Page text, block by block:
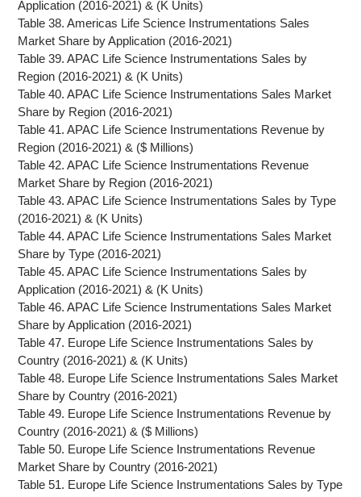
Application (2016-2021) & (K Units)
Table 38. Americas Life Science Instrumentations Sales
Market Share by Application (2016-2021)
Table 39. APAC Life Science Instrumentations Sales by
Region (2016-2021) & (K Units)
Table 40. APAC Life Science Instrumentations Sales Market
Share by Region (2016-2021)
Table 41. APAC Life Science Instrumentations Revenue by
Region (2016-2021) & ($ Millions)
Table 42. APAC Life Science Instrumentations Revenue
Market Share by Region (2016-2021)
Table 43. APAC Life Science Instrumentations Sales by Type
(2016-2021) & (K Units)
Table 44. APAC Life Science Instrumentations Sales Market
Share by Type (2016-2021)
Table 45. APAC Life Science Instrumentations Sales by
Application (2016-2021) & (K Units)
Table 46. APAC Life Science Instrumentations Sales Market
Share by Application (2016-2021)
Table 47. Europe Life Science Instrumentations Sales by
Country (2016-2021) & (K Units)
Table 48. Europe Life Science Instrumentations Sales Market
Share by Country (2016-2021)
Table 49. Europe Life Science Instrumentations Revenue by
Country (2016-2021) & ($ Millions)
Table 50. Europe Life Science Instrumentations Revenue
Market Share by Country (2016-2021)
Table 51. Europe Life Science Instrumentations Sales by Type